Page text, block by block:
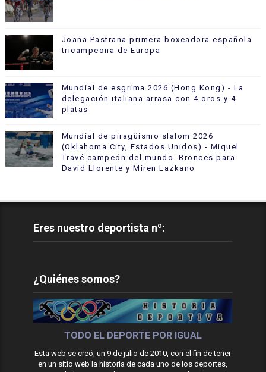
Joana Pastrana primera boxeadora española
tricampeona de Europa
Mundial de esgrima 2026 (Hong Kong) - La
delegación italiana arrasa con 4 oros y 4
platas
Mundial de piragüismo slalom 2026
(Oklahoma City, Estados Unidos) - Miquel
Travé campeón del mundo. Bronces para
David Llorente y Miren Lazkano
Eres nuestro deportista nº:
¿Quiénes somos?
TODO EL DEPORTE POR IGUAL
Esta web se creó, un 9 de julio de 2010, con el fin de tener
en un sitio web la historia de cada uno de los deportes,